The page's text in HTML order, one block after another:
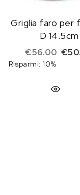
Griglia faro per
D 14.5cm
€56.00 Il
€
Risparmi: 10%